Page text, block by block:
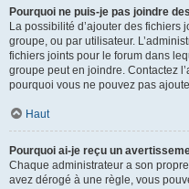
Pourquoi ne puis-je pas joindre
La possibilité d’ajouter des fichiers
groupe, ou par utilisateur.
fichiers joints pour le forum dans
groupe peut en joindre. Contactez
pourquoi vous ne pouvez pas
Haut
Pourquoi ai-je reçu un
Chaque administrateur a son
avez dérogé à une règle, vous